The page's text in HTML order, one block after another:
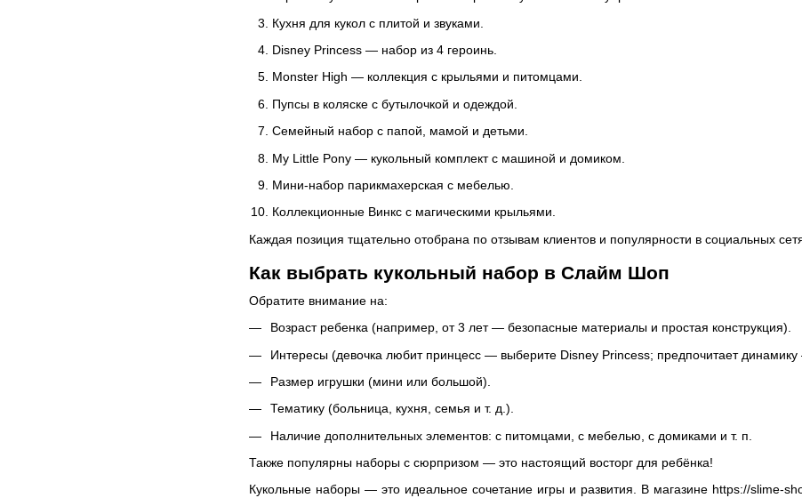
Кухня для кукол с плитой и звуками.
Disney Princess — набор из 4 героинь.
Monster High — коллекция с крыльями и питомцами.
Пупсы в коляске с бутылочкой и одеждой.
Семейный набор с папой, мамой и детьми.
My Little Pony — кукольный комплект с машиной и домиком.
Мини-набор парикмахерская с мебелью.
Коллекционные Винкс с магическими крыльями.
Каждая позиция тщательно отобрана по отзывам клиентов и популярности в социальных
Как выбрать кукольный набор в Слайм Шоп
Обратите внимание на:
Возраст ребенка (например, от 3 лет — безопасные материалы и простая конструкция).
Интересы (девочка любит принцесс — выберите Disney Princess; предпочитает
Размер игрушки (мини или большой).
Тематику (больница, кухня, семья и т. д.).
Наличие дополнительных элементов: с питомцами, с мебелью, с домиками и т. п.
Также популярны наборы с сюрпризом — это настоящий восторг для ребёнка!
Кукольные наборы — это идеальное сочетание игры и развития. В магазине https://slime-